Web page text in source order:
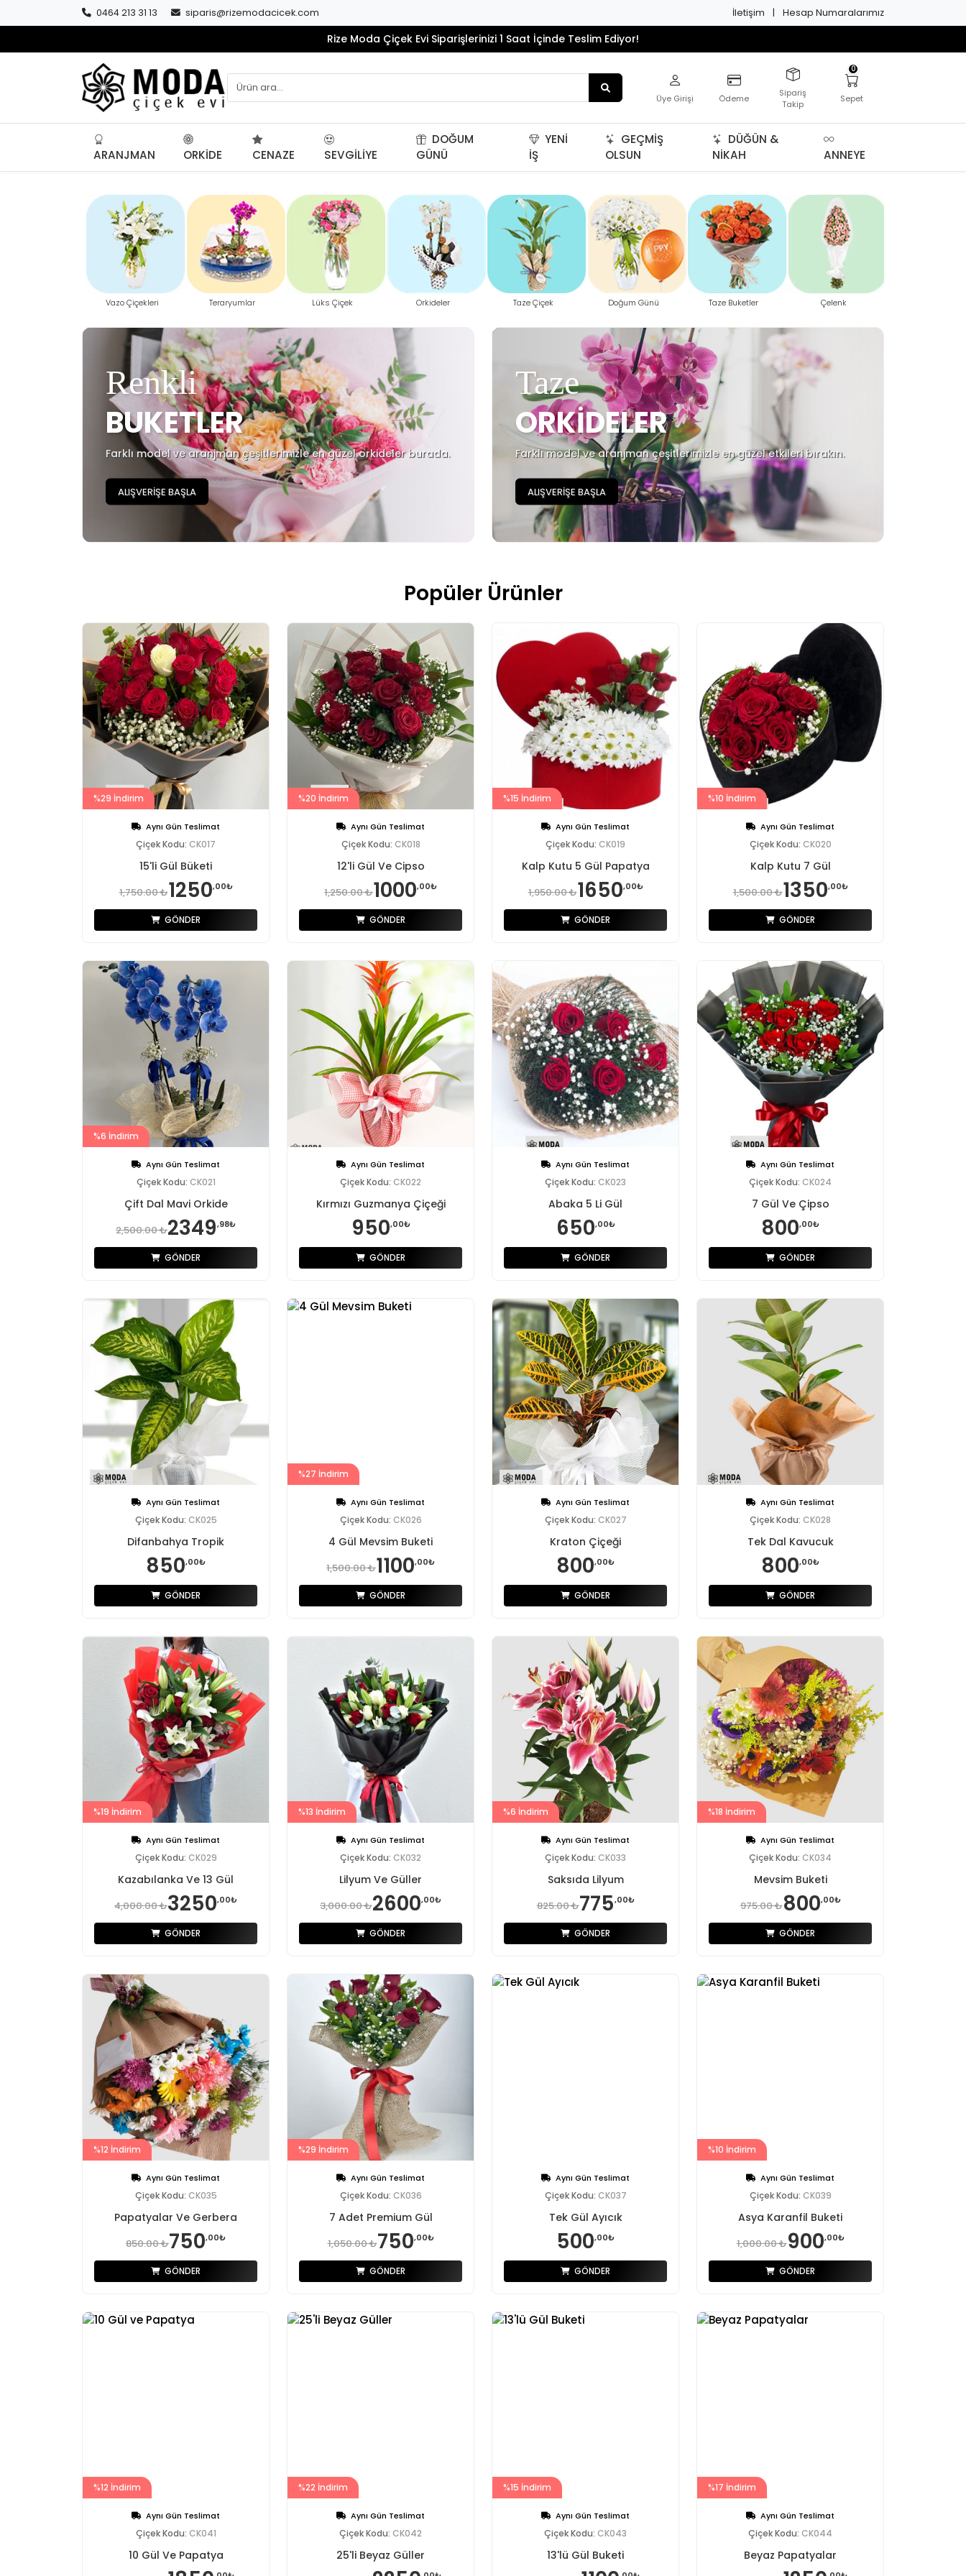
0464 213 31 13 siparis@rizemodacicek.com İletişim | Hesap Numaralarımız
Rize Moda Çiçek Evi Siparişlerinizi 1 Saat İçinde Teslim Ediyor!
Üye Girişi Ödeme
Sipariş
Takip
Sepet
0
ARANJMAN ORKIDE CENAZE SEVGILIYE
DOĞUM
GÜNÜ
YENI
İŞ
GEÇMIŞ
OLSUN
DÜĞÜN &
NIKAH
ANNEYE
Vazo Çiçekleri Teraryumlar Lüks Çiçek Orkideler Taze Çiçek Doğum Günü Taze Buketler Çelenk
Renkli
BUKETLER
Farklı model ve aranjman çeşitlerimizle en güzel orkideler burada.
ALIŞVERİŞE BAŞLA
Taze
ORKİDELER
Farklı model ve aranjman çeşitlerimizle en güzel etkileri bırakın.
ALIŞVERİŞE BAŞLA
Popüler Ürünler
%29 İndirim
Aynı Gün Teslimat
Çiçek Kodu: CK017
15'li Gül Büketi
1,750.00 ₺1250,00₺
GÖNDER
%20 İndirim
Aynı Gün Teslimat
Çiçek Kodu: CK018
12'li Gül Ve Cipso
1,250.00 ₺1000,00₺
GÖNDER
%15 İndirim
Aynı Gün Teslimat
Çiçek Kodu: CK019
Kalp Kutu 5 Gül Papatya
1,950.00 ₺1650,00₺
GÖNDER
%10 İndirim
Aynı Gün Teslimat
Çiçek Kodu: CK020
Kalp Kutu 7 Gül
1,500.00 ₺1350,00₺
GÖNDER
%6 İndirim
Aynı Gün Teslimat
Çiçek Kodu: CK021
Çift Dal Mavi Orkide
2,500.00 ₺2349,98₺
GÖNDER
Aynı Gün Teslimat
Çiçek Kodu: CK022
Kırmızı Guzmanya Çiçeği
950,00₺
GÖNDER
Aynı Gün Teslimat
Çiçek Kodu: CK023
Abaka 5 Li Gül
650,00₺
GÖNDER
Aynı Gün Teslimat
Çiçek Kodu: CK024
7 Gül Ve Çipso
800,00₺
GÖNDER
Aynı Gün Teslimat
Çiçek Kodu: CK025
Difanbahya Tropik
850,00₺
GÖNDER
%27 İndirim
Aynı Gün Teslimat
Çiçek Kodu: CK026
4 Gül Mevsim Buketi
1,500.00 ₺1100,00₺
GÖNDER
Aynı Gün Teslimat
Çiçek Kodu: CK027
Kraton Çiçeği
800,00₺
GÖNDER
Aynı Gün Teslimat
Çiçek Kodu: CK028
Tek Dal Kavucuk
800,00₺
GÖNDER
%19 İndirim
Aynı Gün Teslimat
Çiçek Kodu: CK029
Kazabılanka Ve 13 Gül
4,000.00 ₺3250,00₺
GÖNDER
%13 İndirim
Aynı Gün Teslimat
Çiçek Kodu: CK032
Lilyum Ve Güller
3,000.00 ₺2600,00₺
GÖNDER
%6 İndirim
Aynı Gün Teslimat
Çiçek Kodu: CK033
Saksıda Lilyum
825.00 ₺775,00₺
GÖNDER
%18 İndirim
Aynı Gün Teslimat
Çiçek Kodu: CK034
Mevsim Buketi
975.00 ₺800,00₺
GÖNDER
%12 İndirim
Aynı Gün Teslimat
Çiçek Kodu: CK035
Papatyalar Ve Gerbera
850.00 ₺750,00₺
GÖNDER
%29 İndirim
Aynı Gün Teslimat
Çiçek Kodu: CK036
7 Adet Premium Gül
1,050.00 ₺750,00₺
GÖNDER
Aynı Gün Teslimat
Çiçek Kodu: CK037
Tek Gül Ayıcık
500,00₺
GÖNDER
%10 İndirim
Aynı Gün Teslimat
Çiçek Kodu: CK039
Asya Karanfil Buketi
1,000.00 ₺900,00₺
GÖNDER
%12 İndirim
Aynı Gün Teslimat
Çiçek Kodu: CK041
10 Gül Ve Papatya
%22 İndirim
Aynı Gün Teslimat
Çiçek Kodu: CK042
25'li Beyaz Güller
%15 İndirim
Aynı Gün Teslimat
Çiçek Kodu: CK043
13'lü Gül Buketi
%17 İndirim
Aynı Gün Teslimat
Çiçek Kodu: CK044
Beyaz Papatyalar